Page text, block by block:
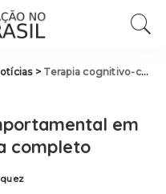
> Terapia cognitivo-comportamental em saúde mental: um guia completo
em
completo